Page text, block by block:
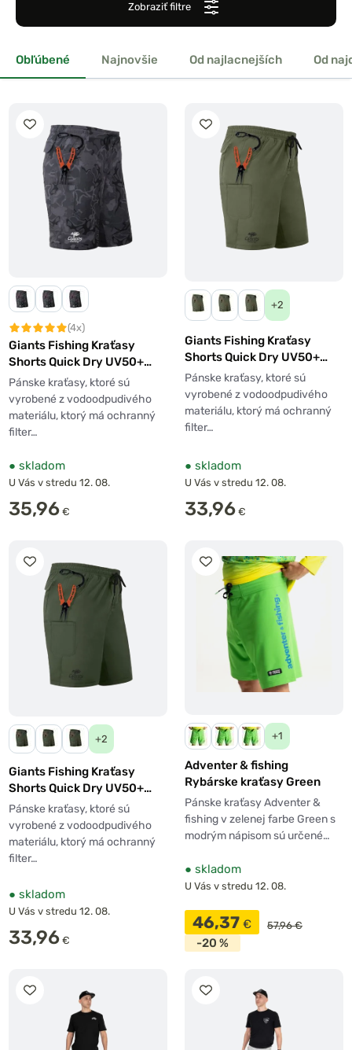
Zobraziť filtre
Obľúbené Najnovšie Od najlacnejších Od
(4x)
Giants Fishing Kraťasy
Shorts Quick Dry UV50+
Camo Grey
Pánske kraťasy, ktoré sú
vyrobené z vodoodpudivého
materiálu, ktorý má ochranný
filter…
● skladom
U Vás v stredu 12. 08.
35,96 €
+2
Giants Fishing Kraťasy
Shorts Quick Dry UV50+
Olive Green
Pánske kraťasy, ktoré sú
vyrobené z vodoodpudivého
materiálu, ktorý má ochranný
filter…
● skladom
U Vás v stredu 12. 08.
33,96 €
+2
Giants Fishing Kraťasy
Shorts Quick Dry UV50+
Dark Green
Pánske kraťasy, ktoré sú
vyrobené z vodoodpudivého
materiálu, ktorý má ochranný
filter…
● skladom
U Vás v stredu 12. 08.
33,96 €
+1
Adventer & fishing
Rybárske kraťasy Green
Pánske kraťasy Adventer &
fishing v zelenej farbe Green s
modrým nápisom sú určené…
● skladom
U Vás v stredu 12. 08.
46,37 € 57,96 €
-20 %